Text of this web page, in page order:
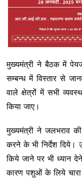
मुख्यमंत्री ने बैठक में
सम्बन्ध में विस्तार से
वाले क्षेत्रों में सभी
किया जाए।
मुख्यमंत्री ने जलभराव
करने के भी निर्देश दिये।
किये जाने पर भी ध्यान
कारण पशुओं के लिये चारा